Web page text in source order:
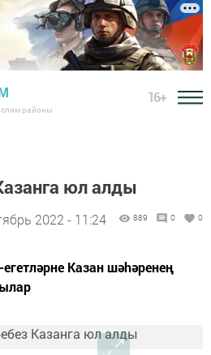
районы
16+
юл алды
2022 - 11:24 889 0 0
Казан шәhәренең